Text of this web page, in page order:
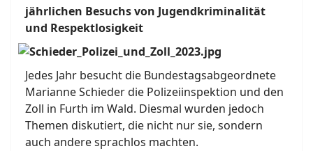
jährlichen Besuchs von Jugendkriminalität
und Respektlosigkeit
Jedes Jahr besucht die Bundestagsabgeordnete
Marianne Schieder die Polizeiinspektion und den
Zoll in Furth im Wald. Diesmal wurden jedoch
Themen diskutiert, die nicht nur sie, sondern
auch andere sprachlos machten.